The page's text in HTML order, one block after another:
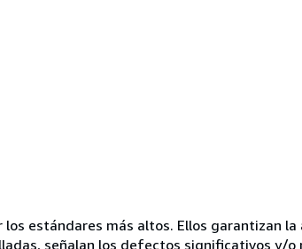
estándares más altos. Ellos garantizan
señalan los defectos significativos y/o